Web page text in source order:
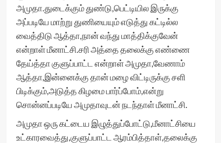
அமுதா.துடைக்கும் துண்டு,பெட்டியில இருக்கு
அப்படியே மாற்று துணியையும் எடுத்து கட்டில்ல
வைத்திடு ஆத்தா,நான் வந்து மாத்திக்குவேன்
என்றாள் மீனாட்சி.சரி அத்தை தலைக்கு எண்ணை
தேய்த்தா குளுப்பாட்ட என்றாள் அமுதா,வேணாம்
ஆத்தா,இன்னைக்கு தான் மழை விட்டிருக்கு சளி
பிடிக்கும்,அடுத்த கிழமை பார்ப்போம்,என்று
சொன்னப்படியே அமுதாவுடன் நடந்தாள் மீனாட்சி.
அமுதா ஒரு கட்டைய இழுத்துப்போட்டு,மீனாட்சியை
உட்காரவைத்து,குளுப்பாட்ட ஆரம்பித்தாள்,தலைக்கு